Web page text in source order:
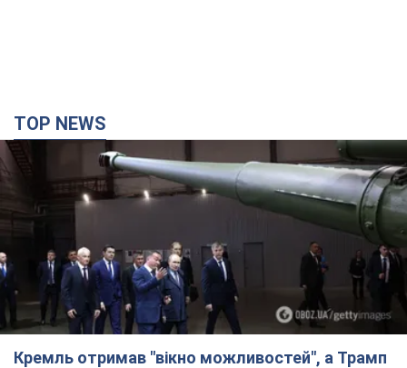
TOP NEWS
Кремль отримав "вікно можливостей", а Трамп